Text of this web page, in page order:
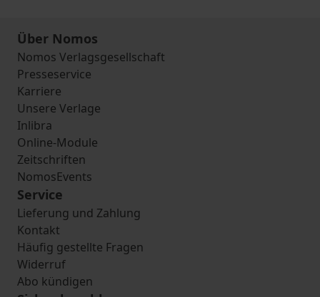
Über Nomos
Nomos Verlagsgesellschaft
Presseservice
Karriere
Unsere Verlage
Inlibra
Online-Module
Zeitschriften
NomosEvents
Service
Lieferung und Zahlung
Kontakt
Häufig gestellte Fragen
Widerruf
Abo kündigen